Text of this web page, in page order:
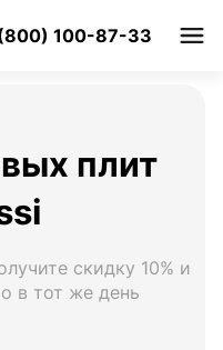
100-87-33
плит
скидку 10% и
в тот же день